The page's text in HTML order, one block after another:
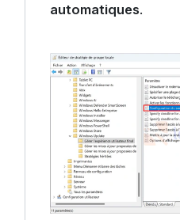
automatiques.